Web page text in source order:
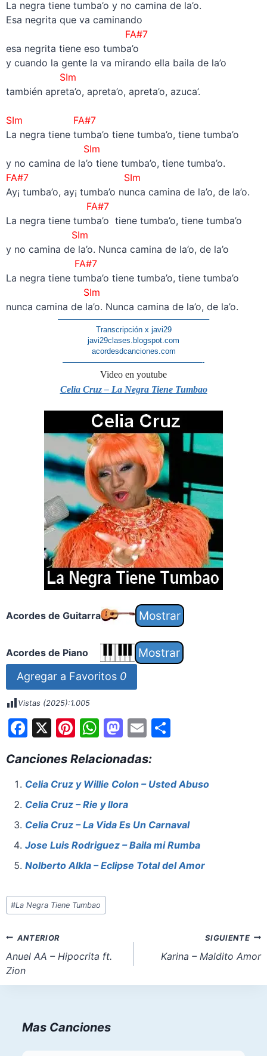
La negra tiene tumba’o y no camina de la’o.
Esa negrita que va caminando
FA#7
esa negrita tiene eso tumba’o
y cuando la gente la va mirando ella baila de la’o
SIm
también apreta’o, apreta’o, apreta’o, azuca’.
SIm
FA#7
La negra tiene tumba’o tiene tumba’o, tiene tumba’o
SIm
y no camina de la’o tiene tumba’o, tiene tumba’o.
FA#7 SIm
Ay¡ tumba’o, ay¡ tumba’o nunca camina de la’o, de la’o.
FA#7
La negra tiene tumba’o tiene tumba’o, tiene tumba’o
SIm
y no camina de la’o. Nunca camina de la’o, de la’o
FA#7
La negra tiene tumba’o tiene tumba’o, tiene tumba’o
SIm
nunca camina de la’o. Nunca camina de la’o, de la’o.
———————————————————–
Transcripción x javi29
javi29clases.blogspot.com
acordesdcanciones.com
——————————————————-
Video en youtube
Celia Cruz – La Negra Tiene Tumbao
Acordes de Guitarra
Acordes de Piano
Agregar a Favoritos 0
Vistas (2025):1.005
F
c
e
b
o
o
k
X Pi
er
e
st
W
at
s
A
p
p
M
st
o
d
o
n
E
ai
l
S
e
Canciones Relacionadas:
Celia Cruz y Willie Colon – Usted Abuso
Celia Cruz – Rie y llora
Celia Cruz – La Vida Es Un Carnaval
Jose Luis Rodriguez – Baila mi Rumba
Nolberto Alkla – Eclipse Total del Amor
Etiquetas
de
entrada:
#La Negra Tiene Tumbao
Navegación
de
entradas
ANTERIOR
Anuel AA – Hipocrita ft.
Zion
SIGUIENTE
Karina – Maldito Amor
Mas Canciones